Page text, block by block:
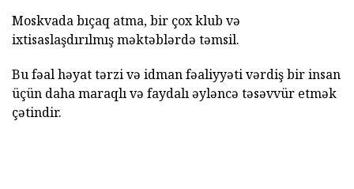
Moskvada bıçaq atma, bir çox klub və
ixtisaslaşdırılmış məktəblərdə təmsil.
Bu fəal həyat tərzi və idman fəaliyyəti vərdiş bir insan
üçün daha maraqlı və faydalı əyləncə təsəvvür etmək
çətindir.